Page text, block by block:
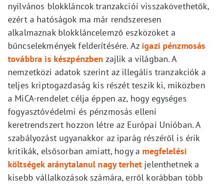
nyilvános blokkláncok tranzakciói visszakövethetők,
ezért a hatóságok ma már rendszeresen
alkalmaznak blokkláncelemző eszközöket a
bűncselekmények felderítésére. Az igazi pénzmosás
továbbra is készpénzben zajlik a világban. A
nemzetközi adatok szerint az illegális tranzakciók a
teljes kriptogazdaság kis részét teszik ki, miközben
a MiCA-rendelet célja éppen az, hogy egységes
fogyasztóvédelmi és pénzmosás elleni
keretrendszert hozzon létre az Európai Unióban. A
szabályozást ugyanakkor az iparág részéről is érik
kritikák, elsősorban amiatt, hogy a megfelelési
költségek aránytalanul nagy terhet jelenthetnek a
kisebb vállalkozások számára, erről korábban több